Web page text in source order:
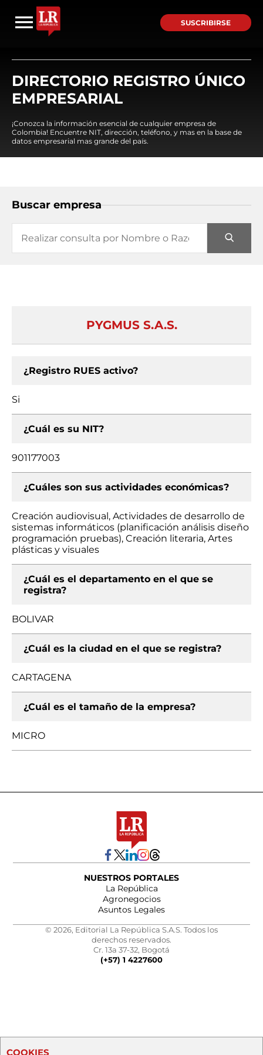
SUSCRIBIRSE
DIRECTORIO REGISTRO ÚNICO
EMPRESARIAL
¡Conozca la información esencial de cualquier empresa de
Colombia! Encuentre NIT, dirección, teléfono, y mas en la base de
datos empresarial mas grande del país.
Buscar empresa
PYGMUS S.A.S.
¿Registro RUES activo?
Si
¿Cuál es su NIT?
901177003
¿Cuáles son sus actividades económicas?
Creación audiovisual, Actividades de desarrollo de
sistemas informáticos (planificación análisis diseño
programación pruebas), Creación literaria, Artes
plásticas y visuales
¿Cuál es el departamento en el que se
registra?
BOLIVAR
¿Cuál es la ciudad en el que se registra?
CARTAGENA
¿Cuál es el tamaño de la empresa?
MICRO
NUESTROS PORTALES
La República
Agronegocios
Asuntos Legales
© 2026, Editorial La República S.A.S. Todos los
derechos reservados.
Cr. 13a 37-32, Bogotá
(+57) 1 4227600
COOKIES